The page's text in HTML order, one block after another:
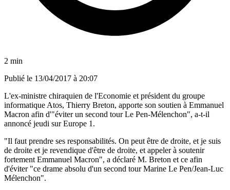
2 min
Publié le 13/04/2017 à 20:07
L'ex-ministre chiraquien de l'Economie et président du groupe
informatique Atos, Thierry Breton, apporte son soutien à Emmanuel
Macron afin d'"éviter un second tour Le Pen-Mélenchon", a-t-il
annoncé jeudi sur Europe 1.
"Il faut prendre ses responsabilités. On peut être de droite, et je suis
de droite et je revendique d'être de droite, et appeler à soutenir
fortement Emmanuel Macron", a déclaré M. Breton et ce afin
d'éviter "ce drame absolu d'un second tour Marine Le Pen/Jean-Luc
Mélenchon".